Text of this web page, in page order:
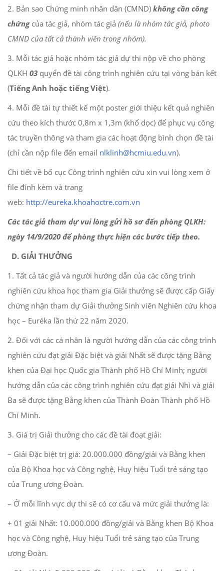
2. Bản sao Chứng minh nhân dân (CMND) không cần công
chứngcủa tác giả, nhóm tác giả (nếu là nhóm tác giả, photo
CMND của tất cả thành viên trong nhóm).
3. Mỗi tác giả hoặc nhóm tác giả dự thi nộp về cho phòng
QLKH 03 quyển đề tài công trình nghiên cứu tại vòng bán kết
(Tiếng Anh hoặc tiếng Việt).
4. Mỗi đề tài tự thiết kế một poster giới thiệu kết quả nghiên
cứu theo kích thước 0,8m x 1,3m (khổ dọc) để phục vụ công
tác truyền thông và tham gia các hoạt động bình chọn đề tài
(chỉ cần nộp file đến email nlklinh@hcmiu.edu.vn).
Chi tiết về bố cục Công trình nghiên cứu xin vui lòng xem ở
file đính kèm và trang
web: http://eureka.khoahoctre.com.vn
Các tác giả tham dự vui lòng gửi hồ sơ đến phòng QLKH:
ngày 14/9/2020 để phòng thực hiện các bước tiếp theo.
D. GIẢI THƯỞNG
1. Tất cả tác giả và người hướng dẫn của các công trình
nghiên cứu khoa học tham gia Giải thưởng sẽ được cấp Giấy
chứng nhận tham dự Giải thưởng Sinh viên Nghiên cứu khoa
học – Euréka lần thứ 22 năm 2020.
2. Đối với các cá nhân là người hướng dẫn của các công trình
nghiên cứu đạt giải Đặc biệt và giải Nhất sẽ được tặng Bằng
khen của Đại học Quốc gia Thành phố Hồ Chí Minh; người
hướng dẫn của các công trình nghiên cứu đạt giải Nhì và giải
Ba sẽ được tặng Bằng khen của Thành Đoàn Thành phố Hồ
Chí Minh.
3. Giá trị Giải thưởng cho các đề tài đoạt giải:
– Giải Đặc biệt trị giá: 20.000.000 đồng/giải và Bằng khen
của Bộ Khoa học và Công nghệ, Huy hiệu Tuổi trẻ sáng tạo
của Trung ương Đoàn.
– Ở mỗi lĩnh vực dự thi sẽ có cơ cấu và mức giải thưởng là:
+ 01 giải Nhất: 10.000.000 đồng/giải và Bằng khen Bộ Khoa
học và Công nghệ, Huy hiệu Tuổi trẻ sáng tạo của Trung
ương Đoàn.